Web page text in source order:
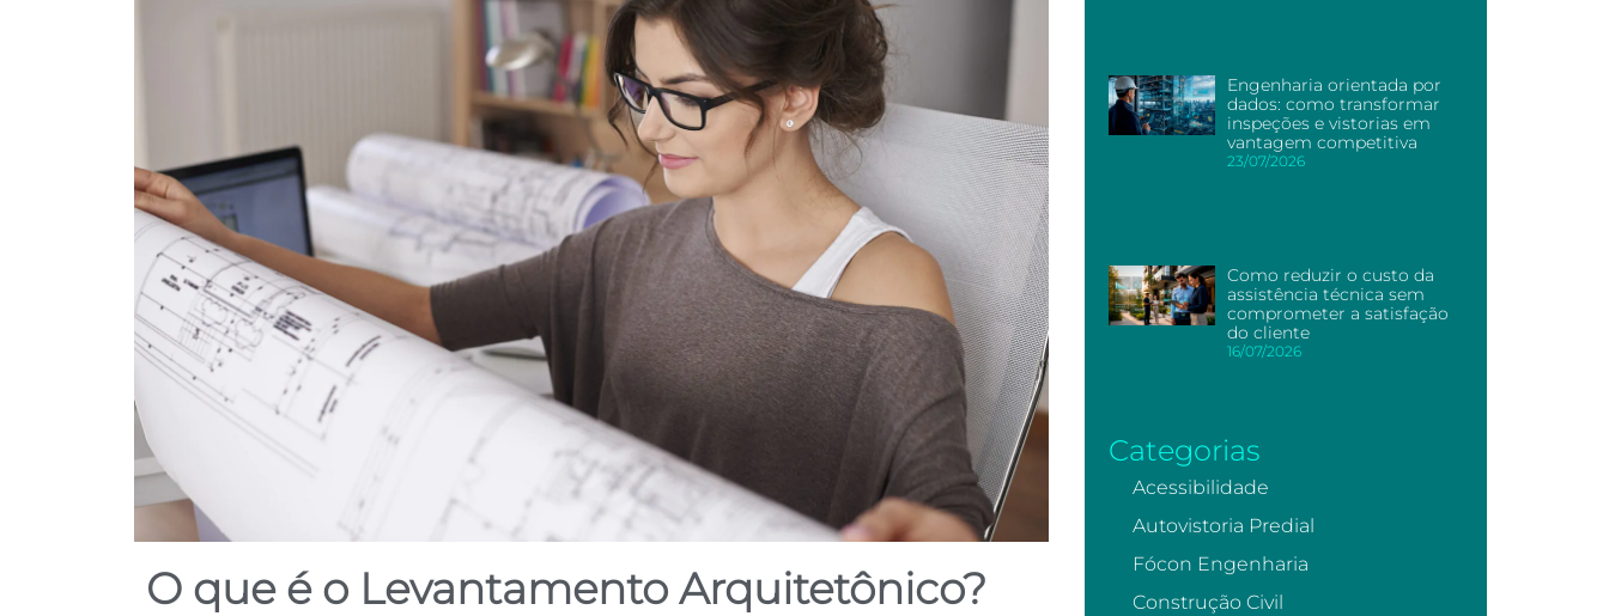
O que é o Levantamento Arquitetônico?
Engenharia orientada por
dados: como transformar
inspeções e vistorias em
vantagem competitiva
23/07/2026
Como reduzir o custo da
assistência técnica sem
comprometer a satisfação
do cliente
16/07/2026
Categorias
Acessibilidade
Autovistoria Predial
Fócon Engenharia
Construção Civil